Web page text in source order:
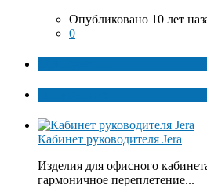
Опубликовано 10 лет
0
Кабинет руководителя Jera
Изделия для офисного
гармоничное переплетение...